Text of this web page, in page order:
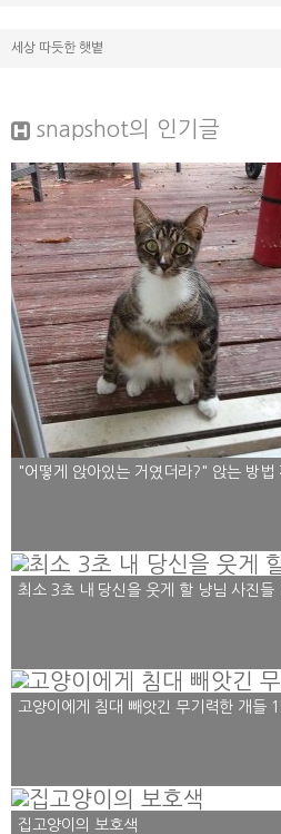
세상 따듯한 햇볕
snapshot의 인기글
"어떻게 앉아있는 거였더라?" 앉는 방법
최소 3초 내 당신을 웃게 할 냥님 사진들
고양이에게 침대 빼앗긴 무기력한 개들
집고양이의 보호색